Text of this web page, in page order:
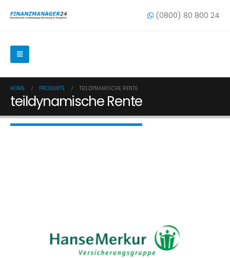
(0800) 80 800 24
HOME PRODUKTE TEILDYNAMISCHE RENTE
teildynamische Rente